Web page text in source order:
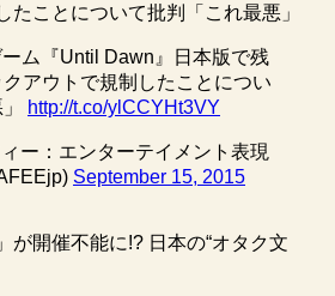
たことについて批判「これ最悪」
ム『Until Dawn』日本版で残
アウトで規制したことについ
http://t.co/ylCCYHt3VY
ー：エンターテイメント表現
September 15, 2015
が開催不能に!? 日本の“オタク文